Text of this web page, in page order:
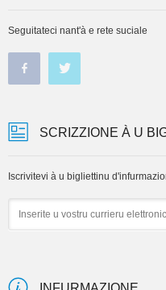
Seguitateci nant'à e rete suciale
SCRIZZIONE À U
Iscrivitevi à u bigliettinu